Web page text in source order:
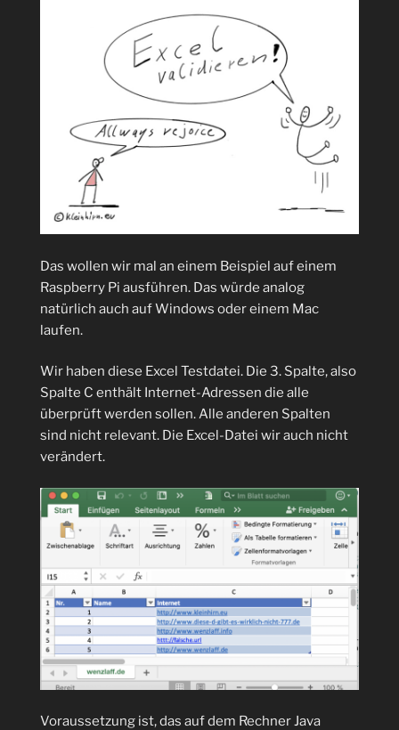
Das wollen wir mal an einem Beispiel auf einem
Raspberry Pi ausführen. Das würde analog
natürlich auch auf Windows oder einem Mac
laufen.
Wir haben diese Excel Testdatei. Die 3. Spalte, also
Spalte C enthält Internet-Adressen die alle
überprüft werden sollen. Alle anderen Spalten
sind nicht relevant. Die Excel-Datei wir auch nicht
verändert.
Voraussetzung ist, das auf dem Rechner Java